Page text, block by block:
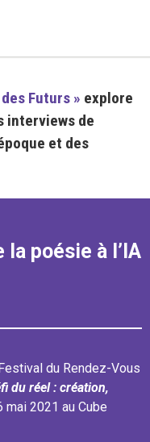
Futurs » explore
interviews de
et des
la poésie à l’IA
du Rendez-Vous
du réel : création,
2021 au Cube